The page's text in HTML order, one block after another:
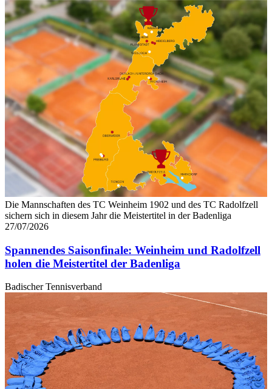
Die Mannschaften des TC Weinheim 1902 und des TC Radolfzell
sichern sich in diesem Jahr die Meistertitel in der Badenliga
27/07/2026
Spannendes Saisonfinale: Weinheim und Radolfzell
holen die Meistertitel der Badenliga
Badischer Tennisverband